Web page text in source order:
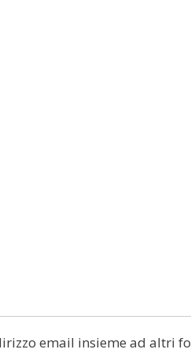
email insieme ad altri